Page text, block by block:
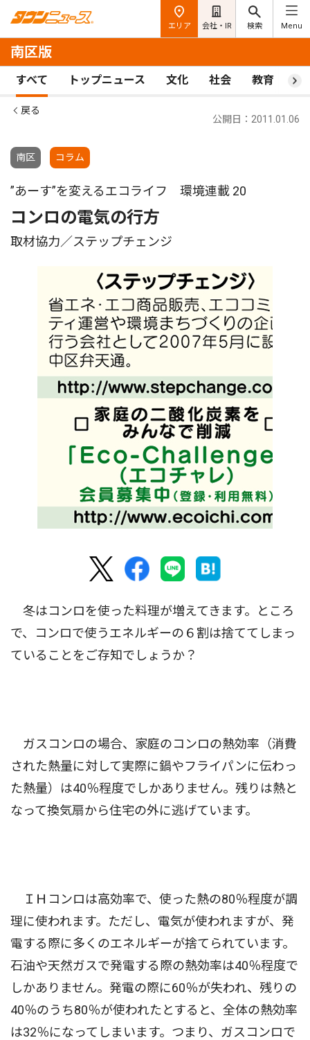
エリア 会社・IR 検索 Menu
南区版
すべて トップニュース 文化 社会 教育 ス
戻る
南区 コラム
公開日：2011.01.06
”あーす”を変えるエコライフ 環境連載 20
コンロの電気の行方
取材協力／ステップチェンジ
冬はコンロを使った料理が増えてきます。ところ
で、コンロで使うエネルギーの６割は捨ててしまっ
ていることをご存知でしょうか？
ガスコンロの場合、家庭のコンロの熱効率（消費
された熱量に対して実際に鍋やフライパンに伝わっ
た熱量）は40％程度でしかありません。残りは熱と
なって換気扇から住宅の外に逃げています。
ＩＨコンロは高効率で、使った熱の80％程度が調
理に使われます。ただし、電気が使われますが、発
電する際に多くのエネルギーが捨てられています。
石油や天然ガスで発電する際の熱効率は40％程度で
しかありません。発電の際に60％が失われ、残りの
40％のうち80％が使われたとすると、全体の熱効率
は32％になってしまいます。つまり、ガスコンロで